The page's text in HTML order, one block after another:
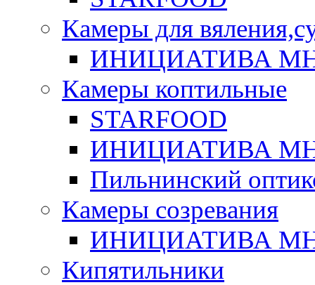
Камеры для
ИНИЦИАТИВА
Камеры коптильные
STARFOOD
ИНИЦИАТИВА
Пильнинский
Камеры созревания
ИНИЦИАТИВА
Кипятильники